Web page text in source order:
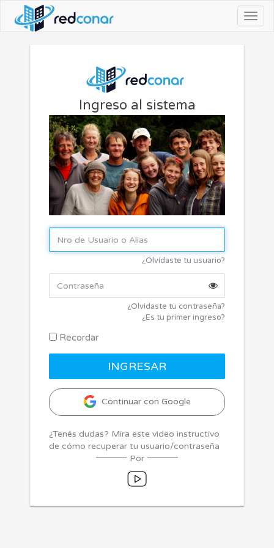
Ingreso al sistema
¿Olvidaste tu usuario?
¿Olvidaste tu contraseña?
¿Es tu primer ingreso?
Recordar
Continuar con Google
¿Tenés dudas? Mira este video instructivo
de cómo recuperar tu usuario/contraseña
Por